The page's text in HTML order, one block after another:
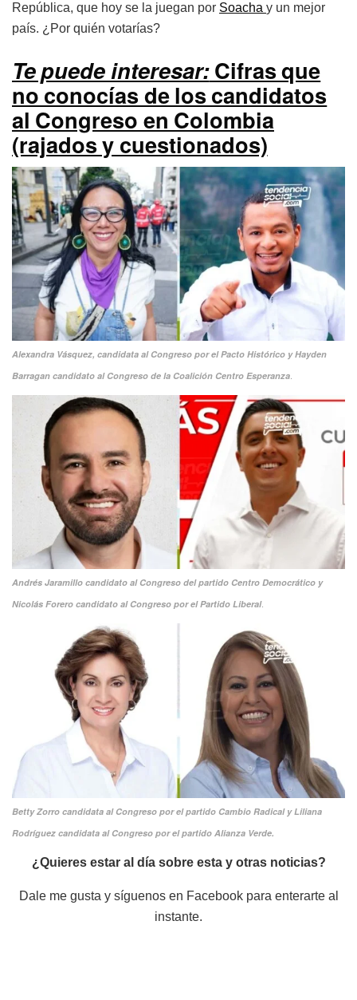
República, que hoy se la juegan por Soacha y un mejor
país. ¿Por quién votarías?
Tepuede interesar:Cifras que
no conocías de los candidatos
al Congreso en Colombia
(rajados y cuestionados)
Alexandra Vásquez, candidata al Congreso por el Pacto Histórico y Hayden
Barragan candidato al Congreso de la Coalición Centro Esperanza.
Andrés Jaramillo candidato al Congreso del partido Centro Democrático y
Nicolás Forero candidato al Congreso por el Partido Liberal.
Betty Zorro candidata al Congreso por el partido Cambio Radical y Liliana
Rodríguez candidata al Congreso por el partido Alianza Verde.
¿Quieres estar al día sobre esta y otras noticias?
Dale me gusta y síguenos en Facebook para enterarte al
instante.